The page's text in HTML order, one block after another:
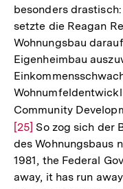
besonders
setzte die Reagan
Wohnungsbau
Eigenheimbau
Community
[25] So zog sich der
des Wohnungsbaus
1981, the Federal
away, it has run